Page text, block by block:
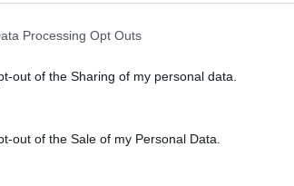
Processing Opt Outs
out of the Sharing of my personal data.
out of the Sale of my Personal Data.